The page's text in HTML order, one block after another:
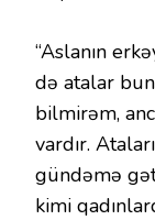
“Aslanın
də atalar
bilmirəm,
vardır.
gündəmə
kimi